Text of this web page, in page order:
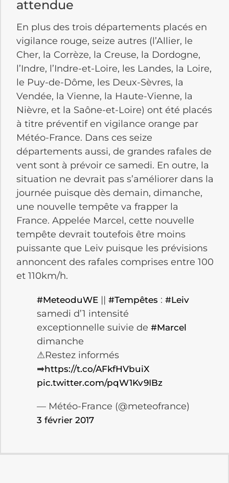
attendue
En plus des trois départements placés en
vigilance rouge, seize autres (l’Allier, le
Cher, la Corrèze, la Creuse, la Dordogne,
l’Indre, l’Indre-et-Loire, les Landes, la Loire,
le Puy-de-Dôme, les Deux-Sèvres, la
Vendée, la Vienne, la Haute-Vienne, la
Nièvre, et la Saône-et-Loire) ont été placés
à titre préventif en vigilance orange par
Météo-France. Dans ces seize
départements aussi, de grandes rafales de
vent sont à prévoir ce samedi. En outre, la
situation ne devrait pas s’améliorer dans la
journée puisque dès demain, dimanche,
une nouvelle tempête va frapper la
France. Appelée Marcel, cette nouvelle
tempête devrait toutefois être moins
puissante que Leiv puisque les prévisions
annoncent des rafales comprises entre 100
et 110km/h.
#MeteoduWE || #Tempêtes : #Leiv
samedi d’1 intensité
exceptionnelle suivie de #Marcel
dimanche
⚠Restez informés
➡https://t.co/AFkfHVbuiX
pic.twitter.com/pqW1Kv9IBz
— Météo-France (@meteofrance)
3 février 2017